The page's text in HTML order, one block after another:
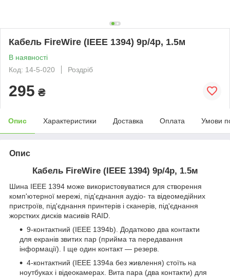
Кабель FireWire (IEEE 1394) 9p/4p, 1.5м
В наявності
Код: 14-5-020
Роздріб
295 ₴
Опис Характеристики Доставка Оплата Умови
Опис
Кабель FireWire (IEEE 1394) 9p/4p, 1.5м
Шина IEEE 1394 може використовуватися для створення
комп'ютерної мережі, під'єднання аудіо- та відеомедійних
пристроїв, під'єднання принтерів і сканерів, під'єднання
жорстких дисків масивів RAID.
9-контактний (IEEE 1394b). Додатково два контакти
для екранів звитих пар (прийма та передавання
інформації). І ще один контакт — резерв.
4-контактний (IEEE 1394a без живлення) стоїть на
ноутбуках і відеокамерах. Вита пара (два контакти) для